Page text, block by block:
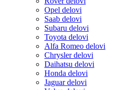
Opel delovi
Saab delovi
Subaru delovi
Toyota delovi
Alfa Romeo delovi
Chrysler delovi
Daihatsu delovi
Honda delovi
Jaguar delovi